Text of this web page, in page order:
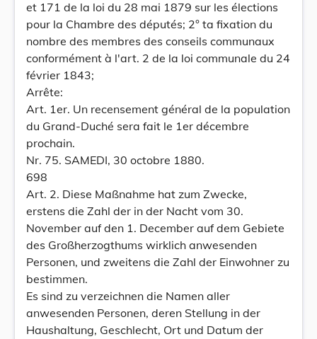
et 171 de la loi du 28 mai 1879 sur les élections
pour la Chambre des députés; 2° ta fixation du
nombre des membres des conseils communaux
conformément à l'art. 2 de la loi communale du 24
février 1843;
Arrête:
Art. 1er. Un recensement général de la population
du Grand-Duché sera fait le 1er décembre
prochain.
Nr. 75. SAMEDI, 30 octobre 1880.
698
Art. 2. Diese Maßnahme hat zum Zwecke,
erstens die Zahl der in der Nacht vom 30.
November auf den 1. December auf dem Gebiete
des Großherzogthums wirklich anwesenden
Personen, und zweitens die Zahl der Einwohner zu
bestimmen.
Es sind zu verzeichnen die Namen aller
anwesenden Personen, deren Stellung in der
Haushaltung, Geschlecht, Ort und Datum der